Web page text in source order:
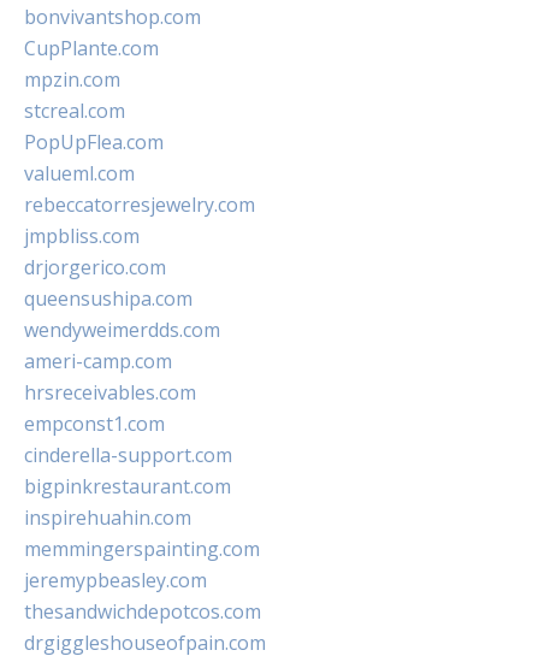
bonvivantshop.com
CupPlante.com
mpzin.com
stcreal.com
PopUpFlea.com
valueml.com
rebeccatorresjewelry.com
jmpbliss.com
drjorgerico.com
queensushipa.com
wendyweimerdds.com
ameri-camp.com
hrsreceivables.com
empconst1.com
cinderella-support.com
bigpinkrestaurant.com
inspirehuahin.com
memmingerspainting.com
jeremypbeasley.com
thesandwichdepotcos.com
drgiggleshouseofpain.com